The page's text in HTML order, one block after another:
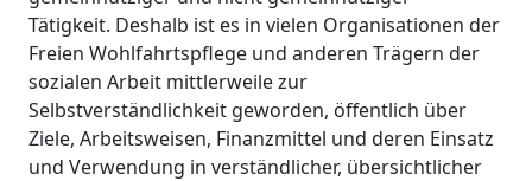
Tätigkeit. Deshalb ist es in vielen Organisationen der
Freien Wohlfahrtspflege und anderen Trägern der
sozialen Arbeit mittlerweile zur
Selbstverständlichkeit geworden, öffentlich über
Ziele, Arbeitsweisen, Finanzmittel und deren Einsatz
und Verwendung in verständlicher, übersichtlicher